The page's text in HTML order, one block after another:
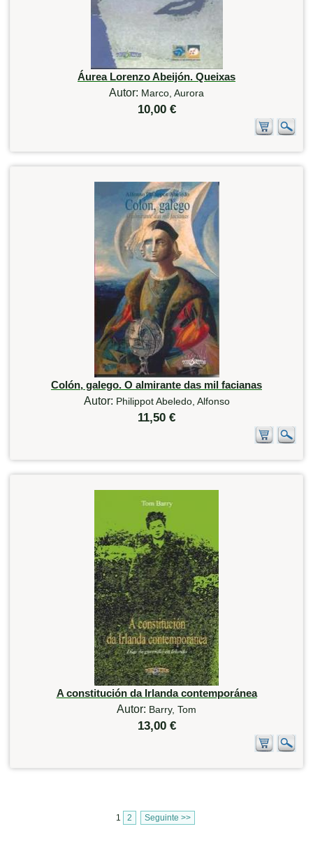
Áurea Lorenzo Abeijón. Queixas
Autor: Marco, Aurora
10,00 €
Colón, galego. O almirante das mil facianas
Autor: Philippot Abeledo, Alfonso
11,50 €
A constitución da Irlanda contemporánea
Autor: Barry, Tom
13,00 €
1 2 Seguinte >>